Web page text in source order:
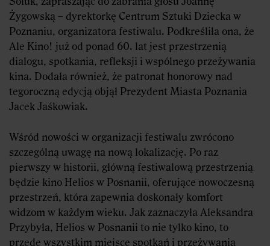
Żygowską – dyrektorkę Centrum Sztuki Dziecka w
Poznaniu, organizatora festiwalu. Podkreśliła ona, że
Ale Kino! już od ponad 60. lat jest przestrzenią
dialogu, spotkania, refleksji i wspólnego przeżywania
kina. Dodała również, że patronat honorowy nad
tegoroczną edycją objął Prezydent Miasta Poznania
Jacek Jaśkowiak.
Wśród nowości w organizacji festiwalu zwrócono
szczególną uwagę na nową lokalizację. Po raz
pierwszy w historii, główną festiwalową przestrzenią
będzie kino Helios w Posnanii, oferujące nowoczesną
przestrzeń, która zapewnia doskonały komfort
widzom w każdym wieku. Jak zaznaczyła Aleksandra
Przybyła, Helios w Posnanii to nie tylko kino, to
przede wszystkim miejsce spotkań i przeżywania